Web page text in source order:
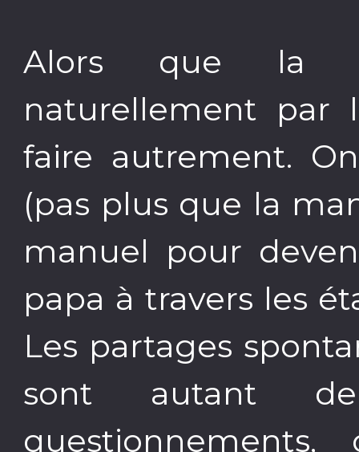
Alors que la
naturellement par
faire autrement.
(pas plus que la
manuel pour
papa à travers les
Les partages
sont autant de
questionnements,